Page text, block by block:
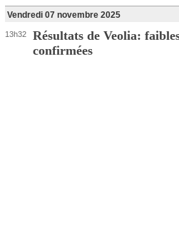
Vendredi 07 novembre 2025
13h32
Résultats de Veolia:
confirmées